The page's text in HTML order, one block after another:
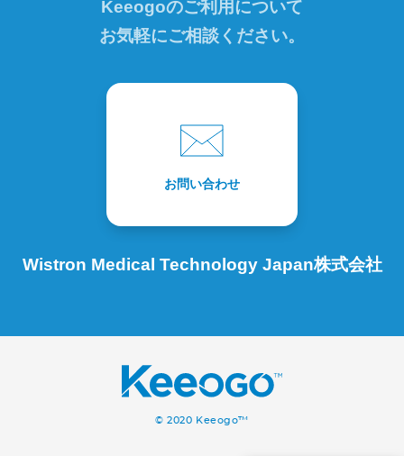
Keeogoのご利用について
お気軽にご相談ください。
お問い合わせ
Wistron Medical Technology Japan株式会社
© 2020 Keeogo™